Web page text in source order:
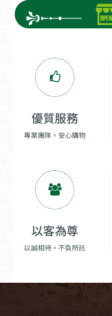
優質服務
專業團隊。安心購物
以客為尊
以誠相待。不負所託